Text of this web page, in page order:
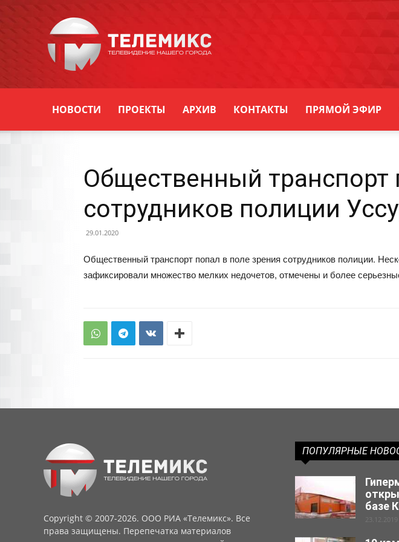
Уссурийска
НОВОСТИ ПРОЕКТЫ АРХИВ КОНТАКТЫ ПРЯМОЙ ЭФИР
Общественный транспорт
сотрудников полиции
29.01.2020
Общественный транспорт попал в поле зрения сотрудников полиции.
зафиксировали множество мелких недочетов, отмечены и более
Copyright © 2007-2026. ООО РИА «Телемикс». Все
права защищены. Перепечатка материалов
ПОПУЛЯРНЫЕ
базе
23.12.2019